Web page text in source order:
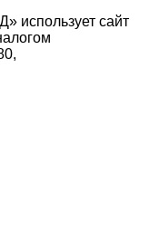
использует сайт